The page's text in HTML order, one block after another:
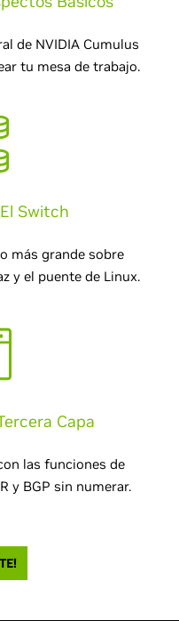
de NVIDIA Cumulus
tu mesa de trabajo.
Switch
más grande sobre
y el puente de Linux.
Capa
las funciones de
y BGP sin numerar.